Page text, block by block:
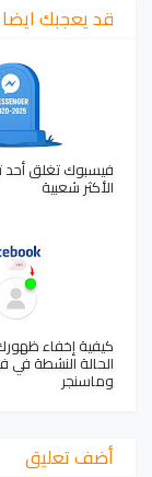
قد يعجبك
فيسبوك تغلق أحد
الأكثر شعبية
كيفية إخفاء
الحالة النشطة في
وماسنجر
أضف تعليق